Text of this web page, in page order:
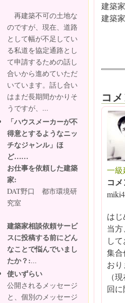
建築
建築
コ
一級
コ
はじ
当
して
集合
お
（
回
再建築不可の土地な
のですが、現在、道路
として幅が不足してい
る私道を協定通路とし
て申請するための話し
合いから進めていただ
いています。話し合い
はまだ長期間かかりそ
うですが、...
「ハウスメーカーが不
得意とするようなニッ
チなジャンル」ほ
ど……
お仕事を依頼した建築
家:
DAT野口 都市環境研
究室
建築家相談依頼サービ
スに投稿する前にどん
なことで悩んでいまし
たか？:...
使いずらい
公開されるメッセージ
と、個別のメッセージ